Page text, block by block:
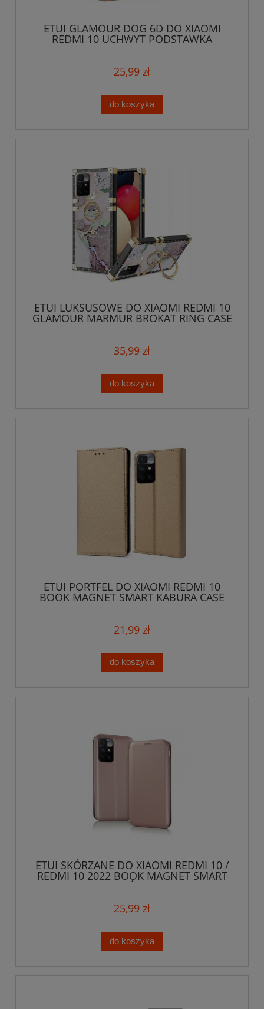
ETUI GLAMOUR DOG 6D DO XIAOMI
REDMI 10 UCHWYT PODSTAWKA
25,99 zł
do koszyka
ETUI LUKSUSOWE DO XIAOMI REDMI 10
GLAMOUR MARMUR BROKAT RING CASE
35,99 zł
do koszyka
ETUI PORTFEL DO XIAOMI REDMI 10
BOOK MAGNET SMART KABURA CASE
21,99 zł
do koszyka
ETUI SKÓRZANE DO XIAOMI REDMI 10 /
REDMI 10 2022 BOOK MAGNET SMART
SKÓRA
25,99 zł
do koszyka